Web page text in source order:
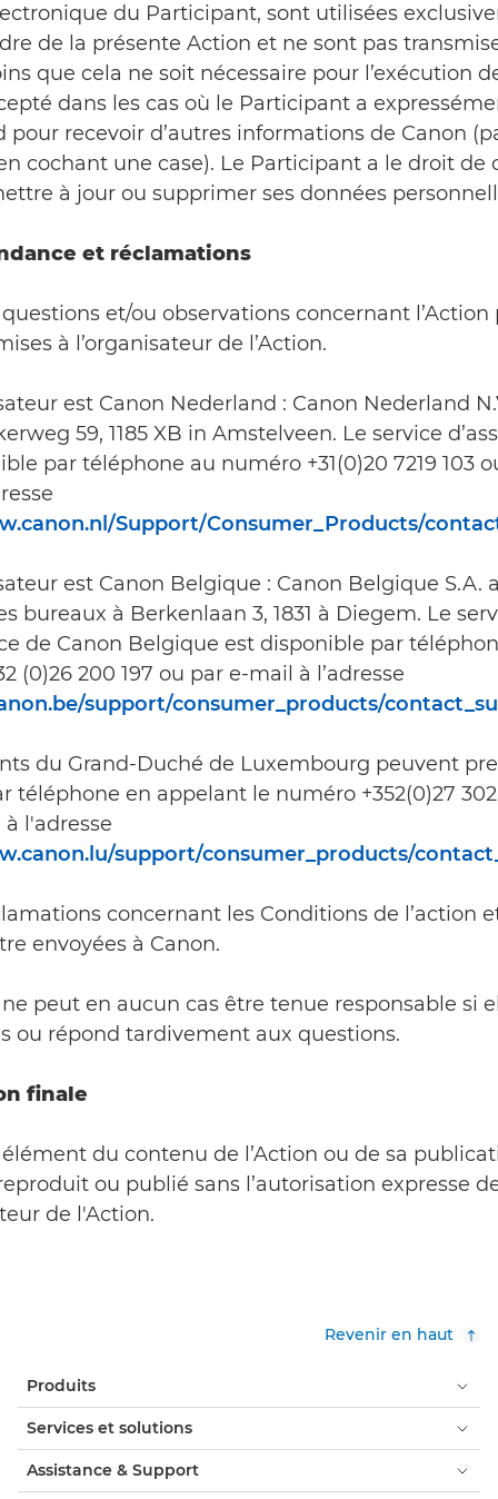
du Participant, sont utilisées
de la présente Action et ne sont pas
que cela ne soit nécessaire pour l’exécution
dans les cas où le Participant a
pour recevoir d’autres informations de Canon
cochant une case). Le Participant a le droit de
à jour ou supprimer ses données
et réclamations
questions et/ou observations concernant
à l’organisateur de l’Action.
est Canon Nederland : Canon Nederland
59, 1185 XB in Amstelveen. Le service
par téléphone au numéro +31(0)20 7219 103
Support/Consumer_Products/
est Canon Belgique : Canon Belgique S.A.
bureaux à Berkenlaan 3, 1831 à Diegem. Le
de Canon Belgique est disponible par
(0)26 200 197 ou par e-mail à l’adresse
support/consumer_products/
du Grand-Duché de Luxembourg peuvent
téléphone en appelant le numéro +352(0)27
l'adresse
support/consumer_products/
concernant les Conditions de l’action
envoyées à Canon.
ne peut en aucun cas être tenue responsable si
ou répond tardivement aux questions.
finale
du contenu de l’Action ou de sa
ou publié sans l’autorisation expresse
de l'Action.
Revenir en haut
Produits
Services et solutions
Assistance & Support